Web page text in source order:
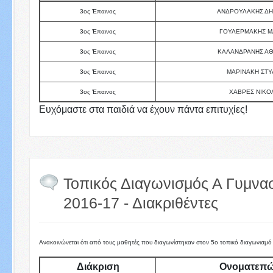
3ος Έπαινος ΑΝΔΡΟΥΛΑΚΗΣ
3ος Έπαινος ΓΟΥΛΕΡΜΑΚΗΣ
3ος Έπαινος ΚΑΛΑΝΔΡΑΝΗΣ
3ος Έπαινος ΜΑΡΙΝΑΚΗ
3ος Έπαινος ΧΑΒΡΕΣ
Ευχόμαστε στα παιδιά να έχουν πάντα επιτυχίες!
Τοπικός Διαγωνισμός Α
2016-17 - Διακριθέντες
Ανακοινώνεται ότι από τους μαθητές που διαγωνίστηκαν στον 5ο τοπικό
Διάκριση